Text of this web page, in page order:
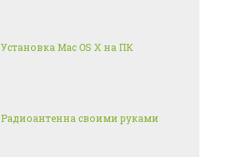
Установка Mac OS X на ПК
Радиоантенна своими руками